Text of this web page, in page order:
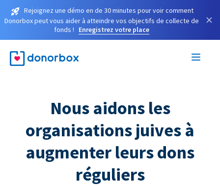
Rejoignez une démo en de 30 minutes pour voir comment
Donorbox peut vous aider à atteindre vos objectifs de collecte de
fonds !
Enregistrez votre place
×
Nous aidons les
organisations juives à
augmenter leurs dons
réguliers